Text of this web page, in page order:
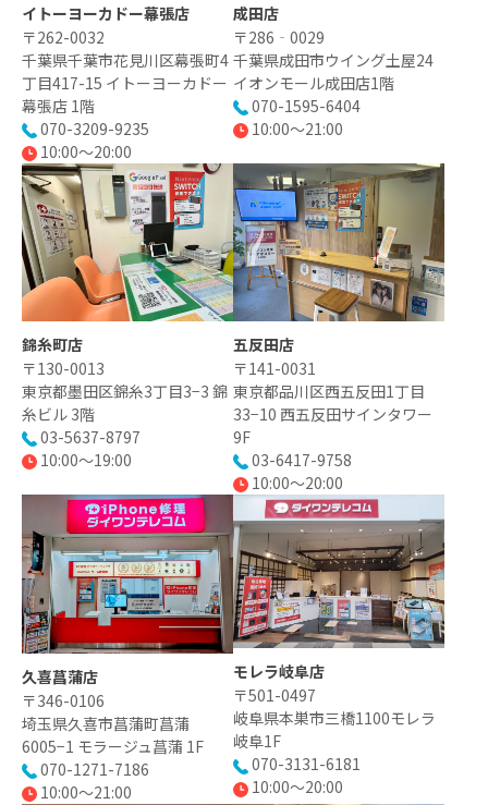
イトーヨーカドー幕張店
〒262-0032
千葉県千葉市花見川区幕張町4
丁目417-15 イトーヨーカドー
幕張店 1階
070-3209-9235
10:00～20:00
成田店
〒286‐0029
千葉県成田市ウイング土屋24
イオンモール成田店1階
070-1595-6404
10:00〜21:00
錦糸町店
〒130-0013
東京都墨田区錦糸3丁目3−3 錦
糸ビル 3階
03-5637-8797
10:00〜19:00
五反田店
〒141-0031
東京都品川区西五反田1丁目
33−10 西五反田サインタワー
9F
03-6417-9758
10:00～20:00
久喜菖蒲店
〒346-0106
埼玉県久喜市菖蒲町菖蒲
6005−1 モラージュ菖蒲 1F
070-1271-7186
10:00〜21:00
モレラ岐阜店
〒501-0497
岐阜県本巣市三橋1100モレラ
岐阜1F
070-3131-6181
10:00～20:00